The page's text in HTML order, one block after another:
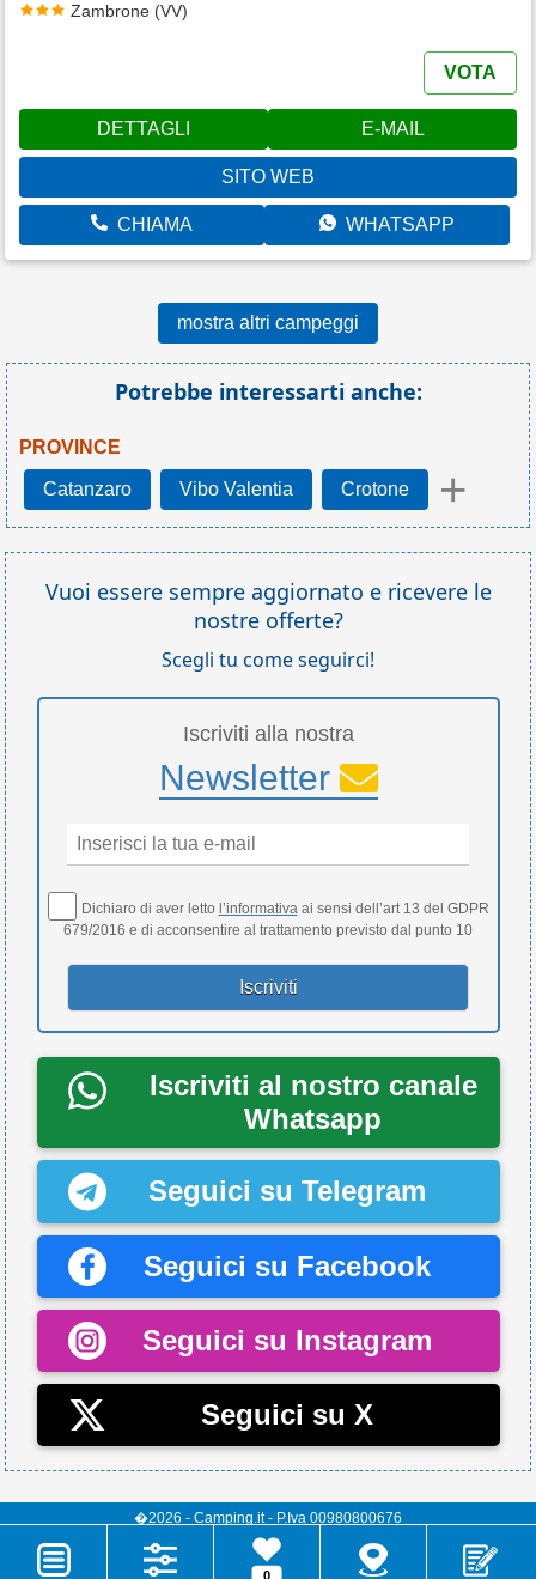
Zambrone (VV)
VOTA
DETTAGLI E-MAIL
SITO WEB
CHIAMA WHATSAPP
mostra altri campeggi
Potrebbe interessarti anche:
PROVINCE
Catanzaro Vibo Valentia Crotone +
Vuoi essere sempre aggiornato e ricevere le
nostre offerte?
Scegli tu come seguirci!
Iscriviti alla nostra
Newsletter
Dichiaro di aver letto l’informativa ai sensi dell’art 13 del GDPR
679/2016 e di acconsentire al trattamento previsto dal punto 10
Iscriviti al nostro canale
Whatsapp
Seguici su Telegram
Seguici su Facebook
Seguici su Instagram
Seguici su X
�2026 - Camping.it - P.Iva 00980800676
0